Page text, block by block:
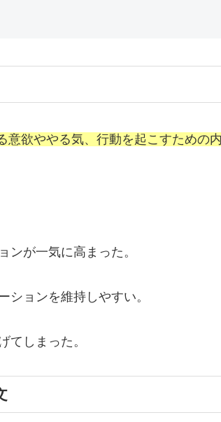
意欲ややる気、行動を起こすための
ンが一気に高まった。
ションを維持しやすい。
てしまった。